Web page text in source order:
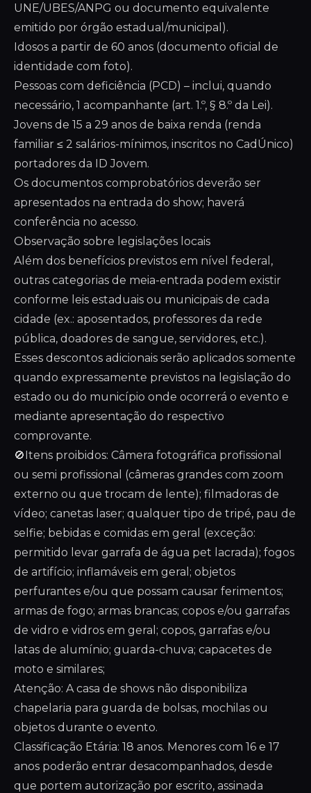
UNE/UBES/ANPG ou documento equivalente
emitido por órgão estadual/municipal).
Idosos a partir de 60 anos (documento oficial de
identidade com foto).
Pessoas com deficiência (PCD) – inclui, quando
necessário, 1 acompanhante (art. 1.º, § 8.º da Lei).
Jovens de 15 a 29 anos de baixa renda (renda
familiar ≤ 2 salários-mínimos, inscritos no CadÚnico)
portadores da ID Jovem.
Os documentos comprobatórios deverão ser
apresentados na entrada do show; haverá
conferência no acesso.
Observação sobre legislações locais
Além dos benefícios previstos em nível federal,
outras categorias de meia-entrada podem existir
conforme leis estaduais ou municipais de cada
cidade (ex.: aposentados, professores da rede
pública, doadores de sangue, servidores, etc.).
Esses descontos adicionais serão aplicados somente
quando expressamente previstos na legislação do
estado ou do município onde ocorrerá o evento e
mediante apresentação do respectivo
comprovante.
🚫Itens proibidos: Câmera fotográfica profissional
ou semi profissional (câmeras grandes com zoom
externo ou que trocam de lente); filmadoras de
vídeo; canetas laser; qualquer tipo de tripé, pau de
selfie; bebidas e comidas em geral (exceção:
permitido levar garrafa de água pet lacrada); fogos
de artifício; inflamáveis em geral; objetos
perfurantes e/ou que possam causar ferimentos;
armas de fogo; armas brancas; copos e/ou garrafas
de vidro e vidros em geral; copos, garrafas e/ou
latas de alumínio; guarda-chuva; capacetes de
moto e similares;
Atenção: A casa de shows não disponibiliza
chapelaria para guarda de bolsas, mochilas ou
objetos durante o evento.
Classificação Etária: 18 anos. Menores com 16 e 17
anos poderão entrar desacompanhados, desde
que portem autorização por escrito, assinada